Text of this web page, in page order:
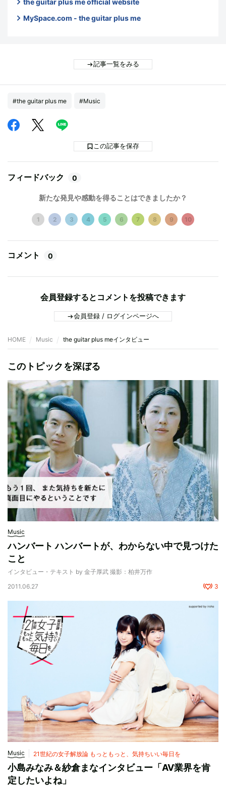
the guitar plus me official website
MySpace.com - the guitar plus me
記事一覧をみる
#the guitar plus me #Music
この記事を保存
フィードバック 0
新たな発見や感動を得ることはできましたか？
1 2 3 4 5 6 7 8 9 10
コメント 0
会員登録するとコメントを投稿できます
会員登録 / ログインページへ
HOME Music the guitar plus meインタビュー
このトピックを深ぼる
Music
ハンバート ハンバートが、わからない中で見つけた
こと
インタビュー・テキスト by 金子厚武 撮影：柏井万作
2011.06.27
3
Music 21世紀の女子解放論 もっともっと、気持ちいい毎日を
小島みなみ＆紗倉まなインタビュー「AV業界を肯
定したいよね」